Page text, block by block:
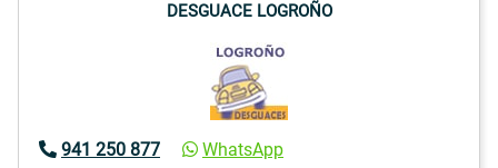
DESGUACE LOGROÑO
941 250 877
WhatsApp